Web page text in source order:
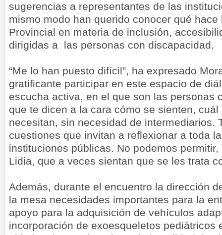
sugerencias a representantes de las
mismo modo han querido conocer qué hace
Provincial en materia de inclusión,
dirigidas a las personas con discapacidad.
“Me lo han puesto difícil”, ha expresado
gratificante participar en este espacio de
escucha activa, en el que son las personas
que te dicen a la cara cómo se sienten,
necesitan, sin necesidad de intermediarios.
cuestiones que invitan a reflexionar a toda
instituciones públicas. No podemos
Lidia, que a veces sientan que se les trata
Además, durante el encuentro la dirección
la mesa necesidades importantes para la
apoyo para la adquisición de vehículos
incorporación de exoesqueletos pediátricos